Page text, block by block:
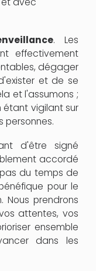
. Les
effectivement
dégager
et de se
et l'assumons ;
vigilant sur
personnes.
d'être signé
accordé
du temps de
pour le
Nous prendrons
attentes, vos
ensemble
dans les